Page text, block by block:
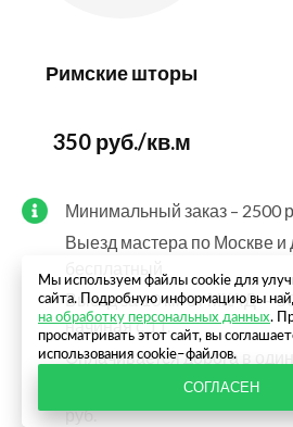
Римские шторы
350 руб./кв.м
Минимальный заказ – 2500
Выезд мастера по Москве
Выезд за 10 км от МКАД — 50
начиная с 11.
Оплачивается дорога в один
Выезд мастера при отказе
руб.
Мы используем файлы cookie для
сайта. Подробную информацию вы
на обработку персональных данных.
просматривать этот сайт, вы
использования cookie–файлов.
СОГЛАСЕН